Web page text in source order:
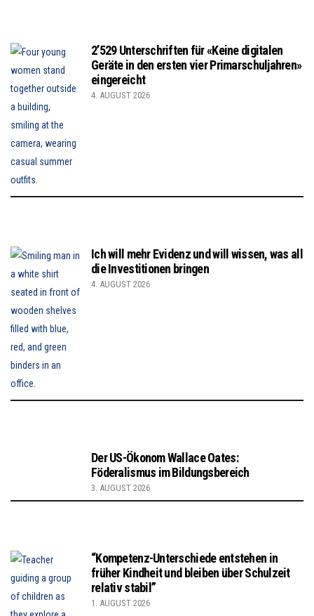
2’529 Unterschriften für «Keine digitalen
Geräte in den ersten vier Primarschuljahren»
eingereicht
4. AUGUST 2026
Ich will mehr Evidenz und will wissen, was all
die Investitionen bringen
4. AUGUST 2026
Der US-Ökonom Wallace Oates:
Föderalismus im Bildungsbereich
3. AUGUST 2026
“Kompetenz-Unterschiede entstehen in
früher Kindheit und bleiben über Schulzeit
relativ stabil”
1. AUGUST 2026